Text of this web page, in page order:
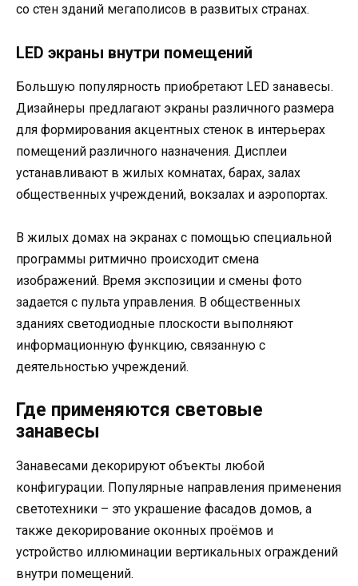
со стен зданий мегаполисов в развитых странах.
LED экраны внутри помещений
Большую популярность приобретают LED занавесы.
Дизайнеры предлагают экраны различного размера
для формирования акцентных стенок в интерьерах
помещений различного назначения. Дисплеи
устанавливают в жилых комнатах, барах, залах
общественных учреждений, вокзалах и аэропортах.
В жилых домах на экранах с помощью специальной
программы ритмично происходит смена
изображений. Время экспозиции и смены фото
задается с пульта управления. В общественных
зданиях светодиодные плоскости выполняют
информационную функцию, связанную с
деятельностью учреждений.
Где применяются световые
занавесы
Занавесами декорируют объекты любой
конфигурации. Популярные направления применения
светотехники – это украшение фасадов домов, а
также декорирование оконных проёмов и
устройство иллюминации вертикальных ограждений
внутри помещений.